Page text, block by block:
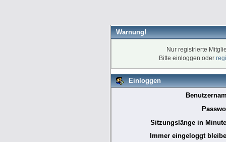
Warnung!
Nur registrierte
Bitte einloggen oder
Einloggen
Sitzungslänge in
Immer eingeloggt